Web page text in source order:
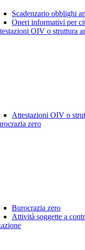
Scadenzario obblighi
Oneri informativi per
OIV o struttura
Attestazioni OIV o
zero
Burocrazia zero
Attività soggette a